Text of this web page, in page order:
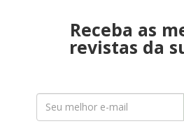
Receba as
revistas da